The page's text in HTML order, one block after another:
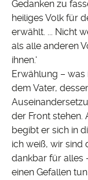
Gedanken zu
heiliges Volk für
erwählt. ... Nicht
als alle anderen
ihnen.‘
Erwählung –
dem Vater,
der Front stehen.
begibt er sich in
ich weiß, wir sind
dankbar für alles
einen Gefallen